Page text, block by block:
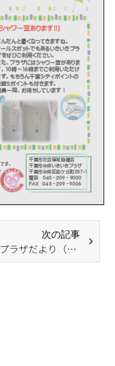
次の記事
中央プラザだより（7月号）